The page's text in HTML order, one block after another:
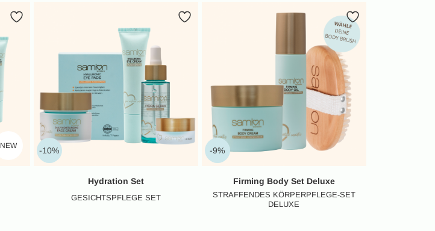
38,99 €.
86,99 €.
NEW -10%
Hydration Set
GESICHTSPFLEGE SET
-9%
Firming Body Set Deluxe
STRAFFENDES KÖRPERPFLEGE-SET
DELUXE